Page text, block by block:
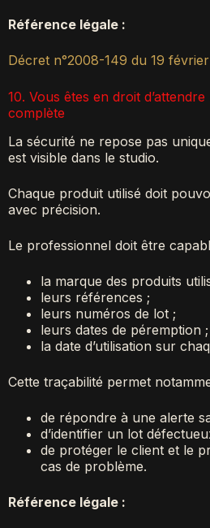
Référence légale :
Décret n°2008-149 du 19
10. Vous êtes en droit
complète
La sécurité ne repose pas
est visible dans le studio.
Chaque produit utilisé doit
avec précision.
Le professionnel doit être
la marque des produits
leurs références ;
leurs numéros de lot ;
leurs dates de péremption ;
la date d’utilisation sur
Cette traçabilité permet
de répondre à une alerte
d’identifier un lot
de protéger le client et le
cas de problème.
Référence légale :